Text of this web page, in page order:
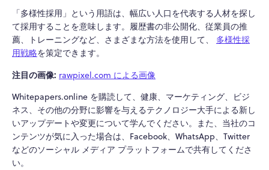
「多様性採用」という用語は、幅広い人口を代表する人材を探し
て採用することを意味します。 履歴書の非公開化、従業員の推
薦、トレーニングなど、さまざまな方法を使用して、
多様性採
用戦略を策定できます。
注目の画像: rawpixel.com による画像
Whitepapers.online を購読して、健康、マーケティング、ビジ
ネス、その他の分野に影響を与えるテクノロジー大手による新し
いアップデートや変更について学んでください。また、当社のコ
ンテンツが気に入った場合は、Facebook、WhatsApp、Twitter
などのソーシャル メディア プラットフォームで共有してくださ
い。